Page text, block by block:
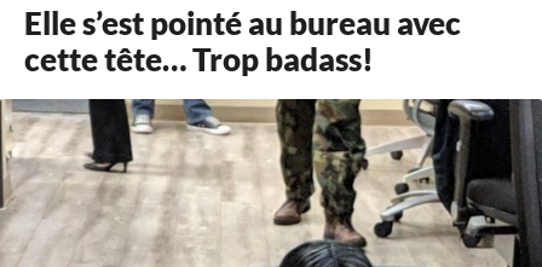
Elle s’est pointé au bureau avec
cette tête… Trop badass!